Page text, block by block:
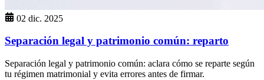
02 dic. 2025
Separación legal y patrimonio común: reparto
Separación legal y patrimonio común: aclara cómo se reparte según
tu régimen matrimonial y evita errores antes de firmar.